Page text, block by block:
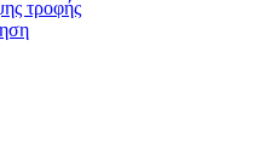
τροφής